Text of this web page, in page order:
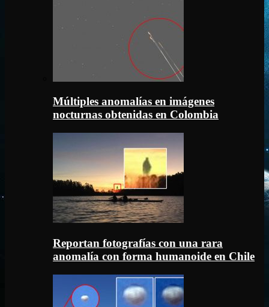
Múltiples anomalías en imágenes
nocturnas obtenidas en Colombia
Reportan fotografías con una rara
anomalía con forma humanoide en Chile